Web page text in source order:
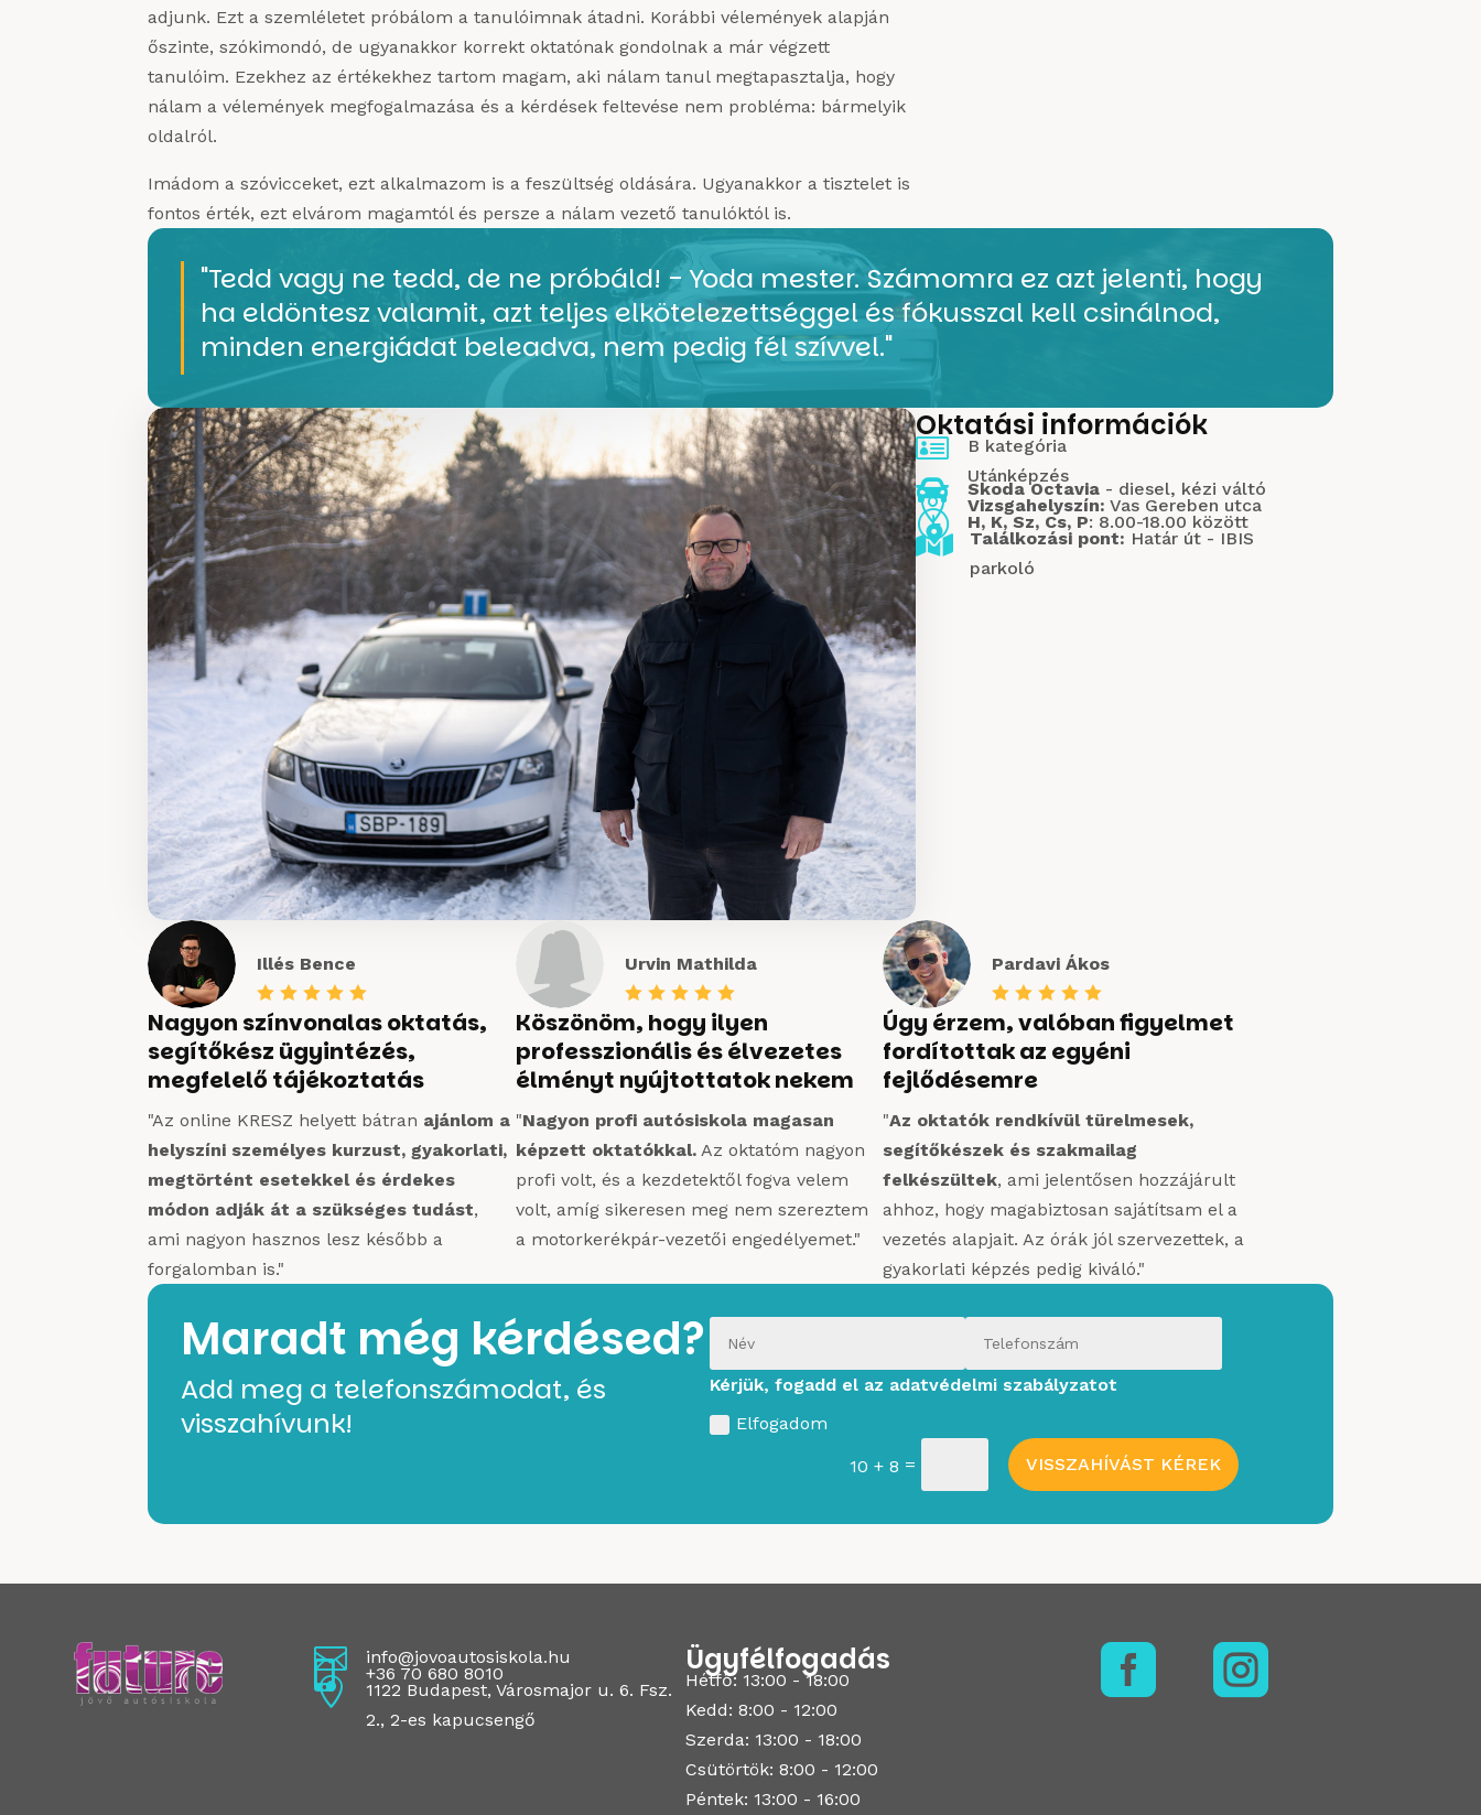
adjunk. Ezt a szemléletet próbálom a tanulóimnak átadni. Korábbi vélemények alapján
őszinte, szókimondó, de ugyanakkor korrekt oktatónak gondolnak a már végzett
tanulóim. Ezekhez az értékekhez tartom magam, aki nálam tanul megtapasztalja, hogy
nálam a vélemények megfogalmazása és a kérdések feltevése nem probléma: bármelyik
oldalról.
Imádom a szóvicceket, ezt alkalmazom is a feszültség oldására. Ugyanakkor a tisztelet is
fontos érték, ezt elvárom magamtól és persze a nálam vezető tanulóktól is.
"Tedd vagy ne tedd, de ne próbáld! - Yoda mester. Számomra ez azt jelenti, hogy
ha eldöntesz valamit, azt teljes elkötelezettséggel és fókusszal kell csinálnod,
minden energiádat beleadva, nem pedig fél szívvel."
Oktatási információk

B kategória
Utánképzés
 Skoda Octavia - diesel, kézi váltó
 Vizsgahelyszín: Vas Gereben utca
} H, K, Sz, Cs, P: 8.00-18.00 között
 Találkozási pont: Határ út - IBIS
parkoló
Illés Bence
    
Nagyon színvonalas oktatás,
segítőkész ügyintézés,
megfelelő tájékoztatás
"Az online KRESZ helyett bátran ajánlom a
helyszíni személyes kurzust, gyakorlati,
megtörtént esetekkel és érdekes
módon adják át a szükséges tudást,
ami nagyon hasznos lesz később a
forgalomban is."
Urvin Mathilda
    
Köszönöm, hogy ilyen
professzionális és élvezetes
élményt nyújtottatok nekem
"Nagyon profi autósiskola magasan
képzett oktatókkal.Az oktatóm nagyon
profi volt, és a kezdetektől fogva velem
volt, amíg sikeresen meg nem szereztem
a motorkerékpár-vezetői engedélyemet."
Pardavi Ákos
    
Úgy érzem, valóban figyelmet
fordítottak az egyéni
fejlődésemre
"Az oktatók rendkívül türelmesek,
segítőkészek és szakmailag
felkészültek, ami jelentősen hozzájárult
ahhoz, hogy magabiztosan sajátítsam el a
vezetés alapjait. Az órák jól szervezettek, a
gyakorlati képzés pedig kiváló."
Maradt még kérdésed?
Add meg a telefonszámodat, és
visszahívunk!
Kérjük, fogadd el az adatvédelmi szabályzatot
Elfogadom
10 + 8 = VISSZAHÍVÁST KÉREK
 info@jovoautosiskola.hu
 +36 70 680 8010

1122 Budapest, Városmajor u. 6. Fsz.
2., 2-es kapucsengő
Ügyfélfogadás
Hétfő: 13:00 - 18:00
Kedd: 8:00 - 12:00
Szerda: 13:00 - 18:00
Csütörtök: 8:00 - 12:00
Péntek: 13:00 - 16:00
 